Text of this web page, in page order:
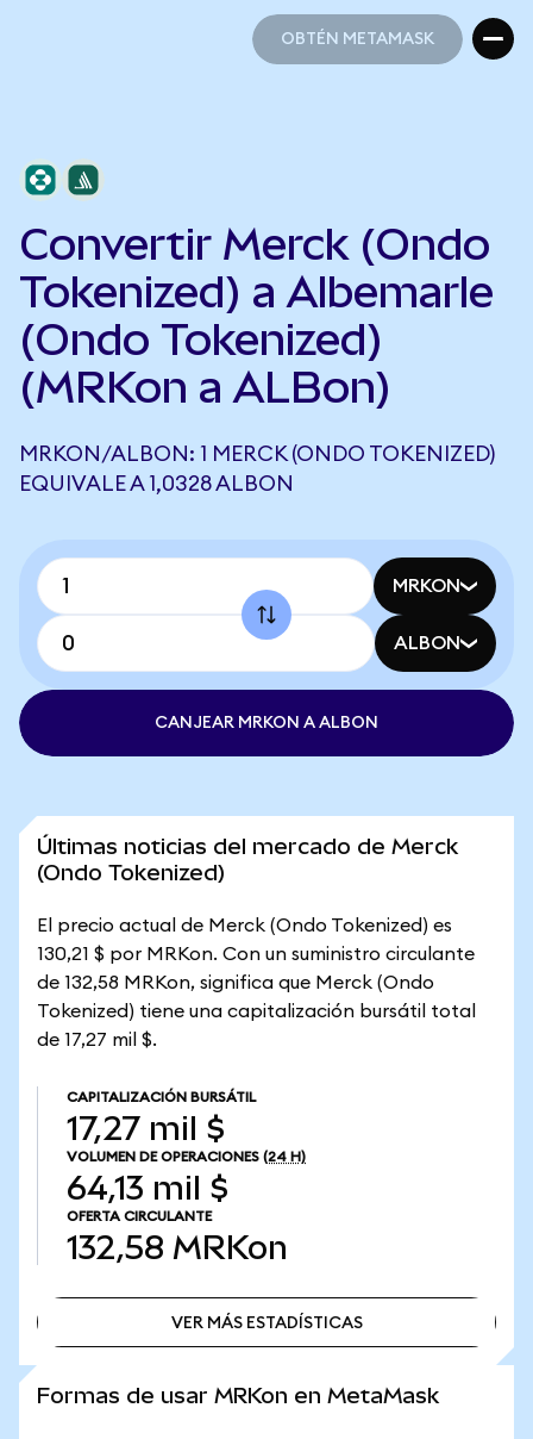
OBTÉN METAMASK
Convertir Merck (Ondo
Tokenized) a Albemarle
(Ondo Tokenized)
(MRKon a ALBon)
MRKON/ALBON: 1 MERCK (ONDO TOKENIZED)
EQUIVALE A 1,0328 ALBON
MRKON
ALBON
CANJEAR MRKON A ALBON
Últimas noticias del mercado de Merck
(Ondo Tokenized)
El precio actual de Merck (Ondo Tokenized) es
130,21 $ por MRKon. Con un suministro circulante
de 132,58 MRKon, significa que Merck (Ondo
Tokenized) tiene una capitalización bursátil total
de 17,27 mil $.
CAPITALIZACIÓN BURSÁTIL
17,27 mil $
VOLUMEN DE OPERACIONES (24 H)
64,13 mil $
OFERTA CIRCULANTE
132,58 MRKon
VER MÁS ESTADÍSTICAS
Formas de usar MRKon en MetaMask